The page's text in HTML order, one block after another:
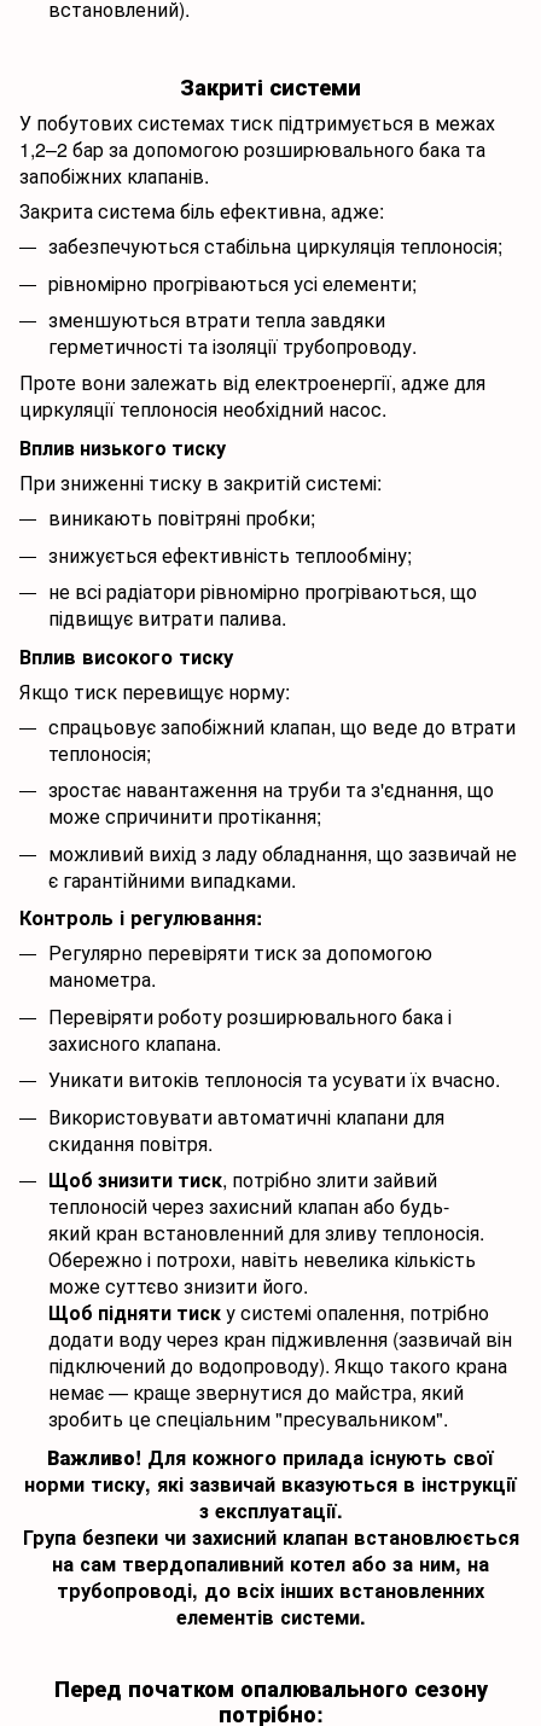
встановлений).
Закриті системи
У побутових системах тиск підтримується в межах
1,2–2 бар за допомогою розширювального бака та
запобіжних клапанів.
Закрита система біль ефективна, адже:
забезпечуються стабільна циркуляція теплоносія;
рівномірно прогріваються усі елементи;
зменшуються втрати тепла завдяки
герметичності та ізоляції трубопроводу.
Проте вони залежать від електроенергії, адже для
циркуляції теплоносія необхідний насос.
Вплив низького тиску
При зниженні тиску в закритій системі:
виникають повітряні пробки;
знижується ефективність теплообміну;
не всі радіатори рівномірно прогріваються, що
підвищує витрати палива.
Вплив високого тиску
Якщо тиск перевищує норму:
спрацьовує запобіжний клапан, що веде до втрати
теплоносія;
зростає навантаження на труби та з'єднання, що
може спричинити протікання;
можливий вихід з ладу обладнання, що зазвичай не
є гарантійними випадками.
Контроль і регулювання:
Регулярно перевіряти тиск за допомогою
манометра.
Перевіряти роботу розширювального бака і
захисного клапана.
Уникати витоків теплоносія та усувати їх вчасно.
Використовувати автоматичні клапани для
скидання повітря.
Щоб знизити тиск, потрібно злити зайвий
теплоносій через захисний клапан або будь-
який кран встановленний для зливу теплоносія.
Обережно і потрохи, навіть невелика кількість
може суттєво знизити його.
Щоб підняти тиску системі опалення, потрібно
додати воду через кран підживлення (зазвичай він
підключений до водопроводу). Якщо такого крана
немає — краще звернутися до майстра, який
зробить це спеціальним "пресувальником".
Важливо! Для кожного прилада існують свої
норми тиску, які зазвичай вказуються в інструкції
з експлуатації.
Група безпеки чи захисний клапан встановлюється
на сам твердопаливний котел або за ним, на
трубопроводі, до всіх інших встановленних
елементів системи.
Перед початком опалювального сезону
потрібно: